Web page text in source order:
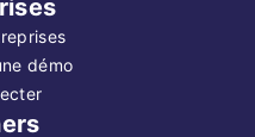
démo